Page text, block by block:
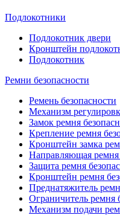
Подлокотники
Подлокотник двери
Кронштейн
Подлокотник
Ремни безопасности
Ремень безопасности
Механизм
Замок ремня
Крепление ремня
Кронштейн замка
Направляющая ремня
Защита ремня
Кронштейн ремня
Преднатяжитель
Ограничитель ремня
Механизм подачи